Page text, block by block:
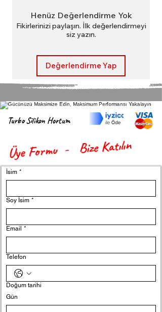
Henüz Değerlendirme Yok
Fikirlerinizi paylaşın. İlk değerlendirmeyi
siz yazın.
Değerlendirme Yap
Turbo Silikon Hortum
Üye Formu - Bize Katılın
İsim *
Soy İsim *
Email *
Telefon
Doğum tarihi
Gün